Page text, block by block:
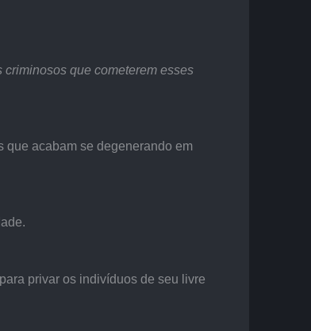
que cometerem esses
que acabam se degenerando em
privar os indivíduos de seu livre